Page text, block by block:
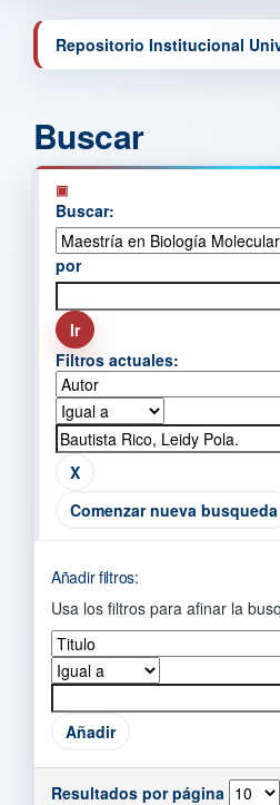
Repositorio Institucional
Buscar
Buscar:
por
Filtros actuales:
Comenzar nueva busqueda
Añadir filtros:
Usa los filtros para afinar la
Resultados por página